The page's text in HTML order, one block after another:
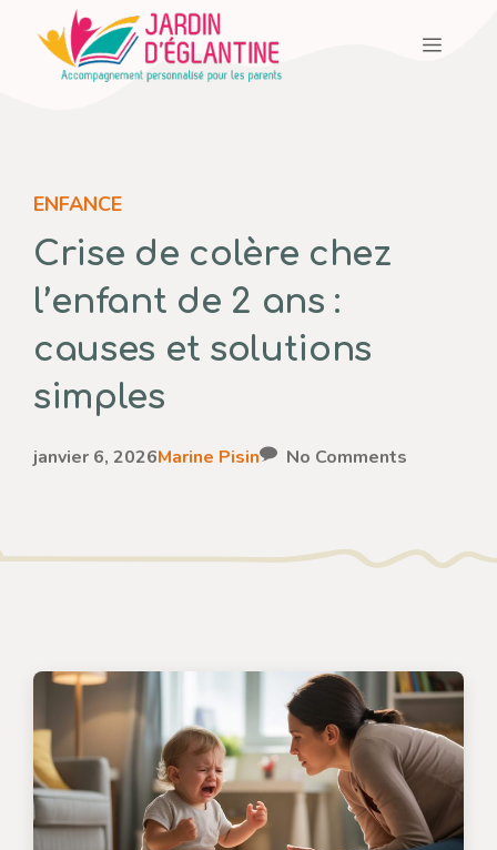
contenu
Menu
ENFANCE
Crise de colère chez
l’enfant de 2 ans :
causes et solutions
simples
janvier 6, 2026Marine Pisin No Comments